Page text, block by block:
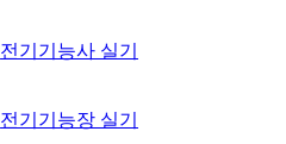
전기기능사 실기
전기기능장 실기